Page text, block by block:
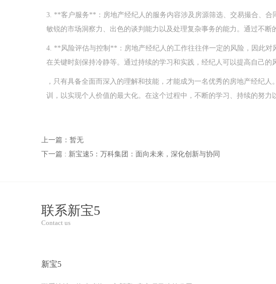
3. **客户服务**：房地产经纪人的服务内容涉及房源筛选、交易撮合、合
敏锐的市场洞察力、出色的谈判能力以及处理复杂事务的能力。通过不
4. **风险评估与控制**：房地产经纪人的工作往往伴一定的风险，因此
在关键时刻保持冷静等。通过持续的学习和实践，经纪人可以提高自己的
，只有具备全面而深入的理解和技能，才能成为一名优秀的房地产经纪
训，以实现个人价值的最大化。在这个过程中，不断的学习、持续的努
上一篇：暂无
下一篇 : 新宝速5：万科集团：面向未来，深化创新与协同
联系新宝5
Contact us
新宝5